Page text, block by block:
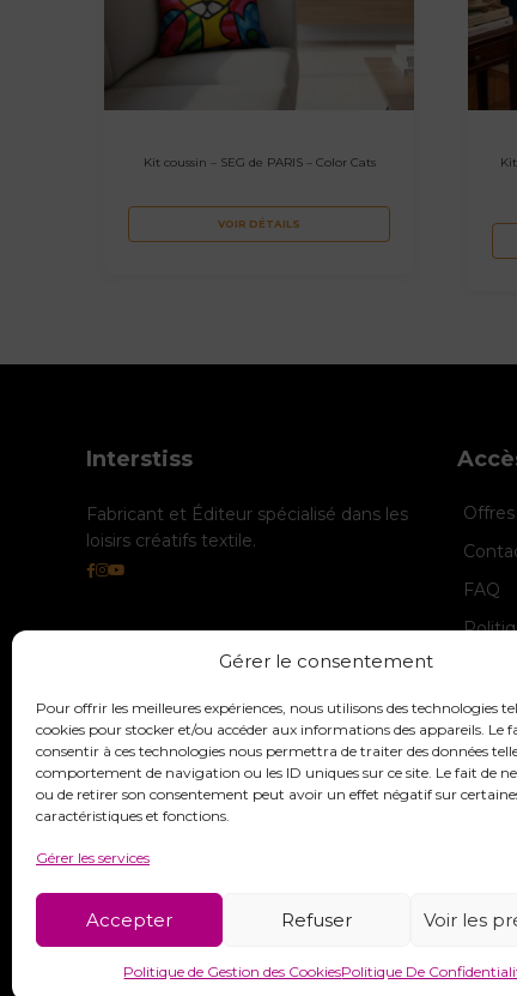
Gérer le consentement
Pour offrir les meilleures expériences, nous utilisons des technologies
cookies pour stocker et/ou accéder aux informations des appareils. Le
consentir à ces technologies nous permettra de traiter des données
comportement de navigation ou les ID uniques sur ce site. Le fait de
ou de retirer son consentement peut avoir un effet négatif sur
caractéristiques et fonctions.
Gérer les services
Accepter Refuser Voir les
Politique de Gestion des CookiesPolitique De
Kit coussin – SEG de PARIS – Color Cats
VOIR DÉTAILS
Interstiss
Fabricant et Éditeur spécialisé dans les
loisirs créatifs textile.
FAQ